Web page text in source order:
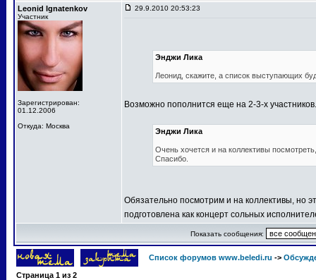
Leonid Ignatenkov
Участник
Зарегистрирован:
01.12.2006
Откуда: Москва
29.9.2010 20:53:23
Энджи Лика
Леонид, скажите, а список выступающих
Возможно пополнится еще на 2-3-х
Энджи Лика
Очень хочется и на коллективы
Спасибо.
Обязательно посмотрим и на коллективы, но
подготовлена как концерт сольных
Показать сообщения:
Список форумов www.beledi.ru ->
Страница 1 из 2